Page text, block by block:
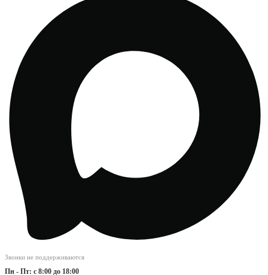
Звонки не поддерживаются
Пн - Пт: с 8:00 до 18:00